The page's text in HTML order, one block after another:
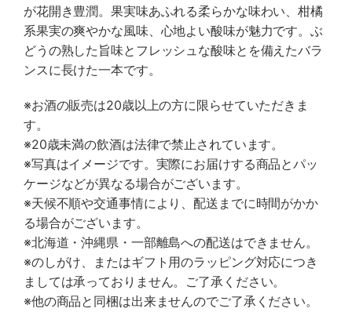
が花開き豊潤。果実味あふれる柔らかな味わい、柑橘
系果実の爽やかな風味、心地よい酸味が魅力です。ぶ
どうの熟した旨味とフレッシュな酸味とを備えたバラ
ンスに長けた一本です。
※お酒の販売は20歳以上の方に限らせていただきま
す。
※20歳未満の飲酒は法律で禁止されています。
※写真はイメージです。実際にお届けする商品とパッ
ケージなどが異なる場合がございます。
※天候不順や交通事情により、配送までに時間がかか
る場合がございます。
※北海道・沖縄県・一部離島への配送はできません。
※のしがけ、またはギフト用のラッピング対応につき
ましては承っておりません。ご了承ください。
※他の商品と同梱は出来ませんのでご了承ください。